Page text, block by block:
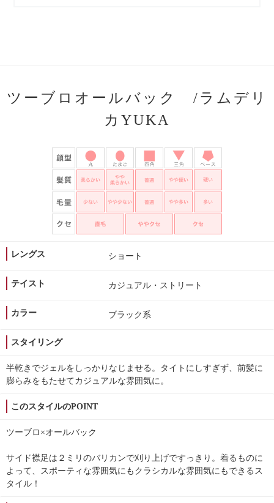
ツーブロオールバック /ラムデリ
カYUKA
レングス ショート
テイスト カジュアル・ストリート
カラー ブラック系
スタイリング
半乾きでジェルをしっかりなじませる。タイトにしすぎず、前髪に
膨らみをもたせてカジュアルな雰囲気に。
このスタイルのPOINT
ツーブロ×オールバック
サイド襟足は２ミリのバリカンで刈り上げですっきり。着るものに
よって、スポーティな雰囲気にもクラシカルな雰囲気にもできるス
タイル！